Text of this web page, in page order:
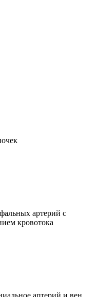
артерий с
кровотока
артерий и вен